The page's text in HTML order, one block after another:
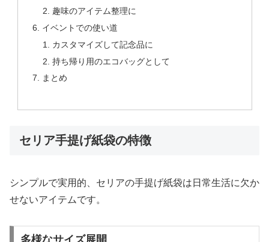
趣味のアイテム整理に
イベントでの使い道
カスタマイズして記念品に
持ち帰り用のエコバッグとして
まとめ
セリア手提げ紙袋の特徴
シンプルで実用的、セリアの手提げ紙袋は日常生活に欠か
せないアイテムです。